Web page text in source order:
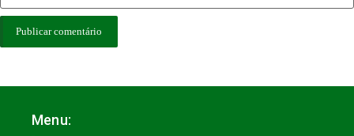
Menu: